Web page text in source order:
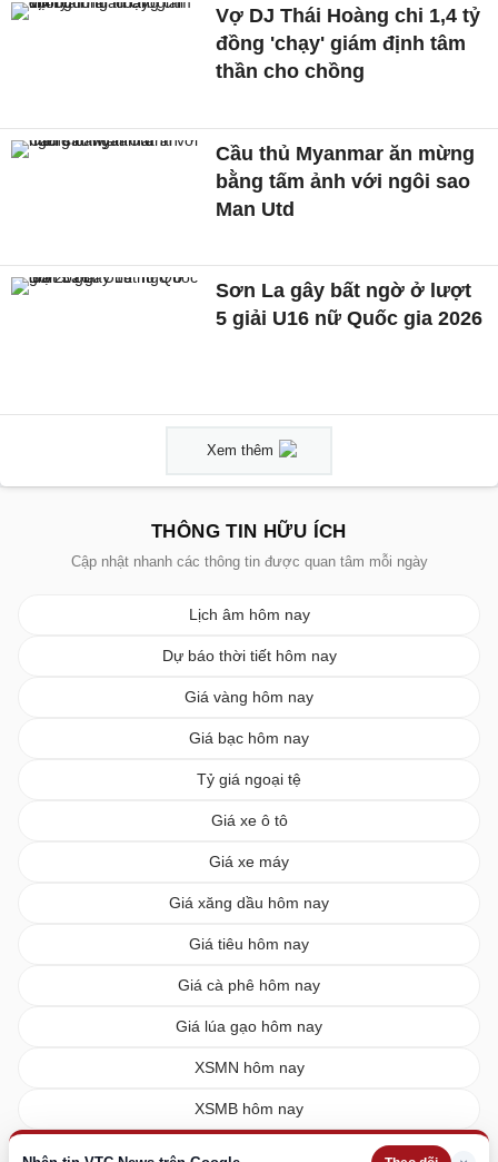
Vợ DJ Thái Hoàng chi 1,4 tỷ
đồng 'chạy' giám định tâm
thần cho chồng
Cầu thủ Myanmar ăn mừng
bằng tấm ảnh với ngôi sao
Man Utd
Sơn La gây bất ngờ ở lượt
5 giải U16 nữ Quốc gia 2026
Xem thêm
THÔNG TIN HỮU ÍCH
Cập nhật nhanh các thông tin được quan tâm mỗi ngày
Lịch âm hôm nay
Dự báo thời tiết hôm nay
Giá vàng hôm nay
Giá bạc hôm nay
Tỷ giá ngoại tệ
Giá xe ô tô
Giá xe máy
Giá xăng dầu hôm nay
Giá tiêu hôm nay
Giá cà phê hôm nay
Giá lúa gạo hôm nay
XSMN hôm nay
XSMB hôm nay